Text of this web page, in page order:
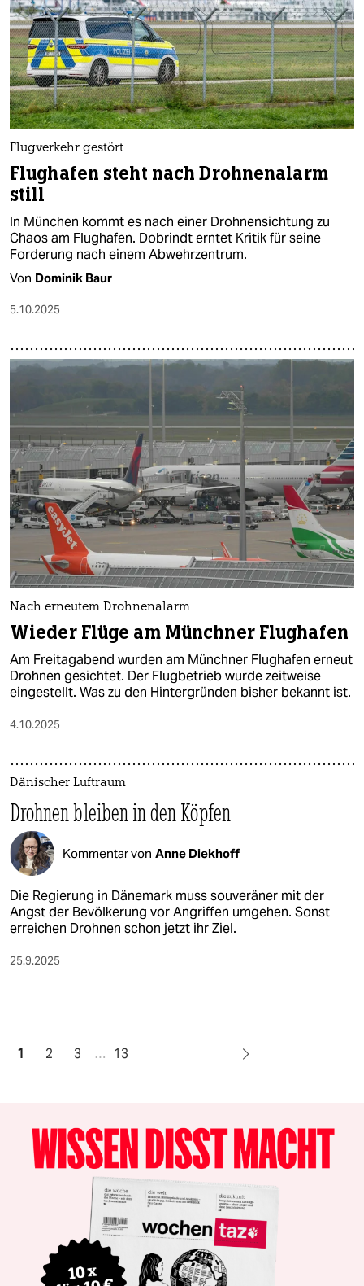
Flugverkehr gestört
Flughafen steht nach Drohnenalarm
still
In München kommt es nach einer Drohnensichtung zu
Chaos am Flughafen. Dobrindt erntet Kritik für seine
Forderung nach einem Abwehrzentrum.
Von Dominik Baur
5.10.2025
Nach erneutem Drohnenalarm
Wieder Flüge am Münchner Flughafen
Am Freitagabend wurden am Münchner Flughafen erneut
Drohnen gesichtet. Der Flugbetrieb wurde zeitweise
eingestellt. Was zu den Hintergründen bisher bekannt ist.
4.10.2025
Dänischer Luftraum
Drohnen bleiben in den Köpfen
Kommentar von Anne Diekhoff
Die Regierung in Dänemark muss souveräner mit der
Angst der Bevölkerung vor Angriffen umgehen. Sonst
erreichen Drohnen schon jetzt ihr Ziel.
25.9.2025
1 2 3 … 13